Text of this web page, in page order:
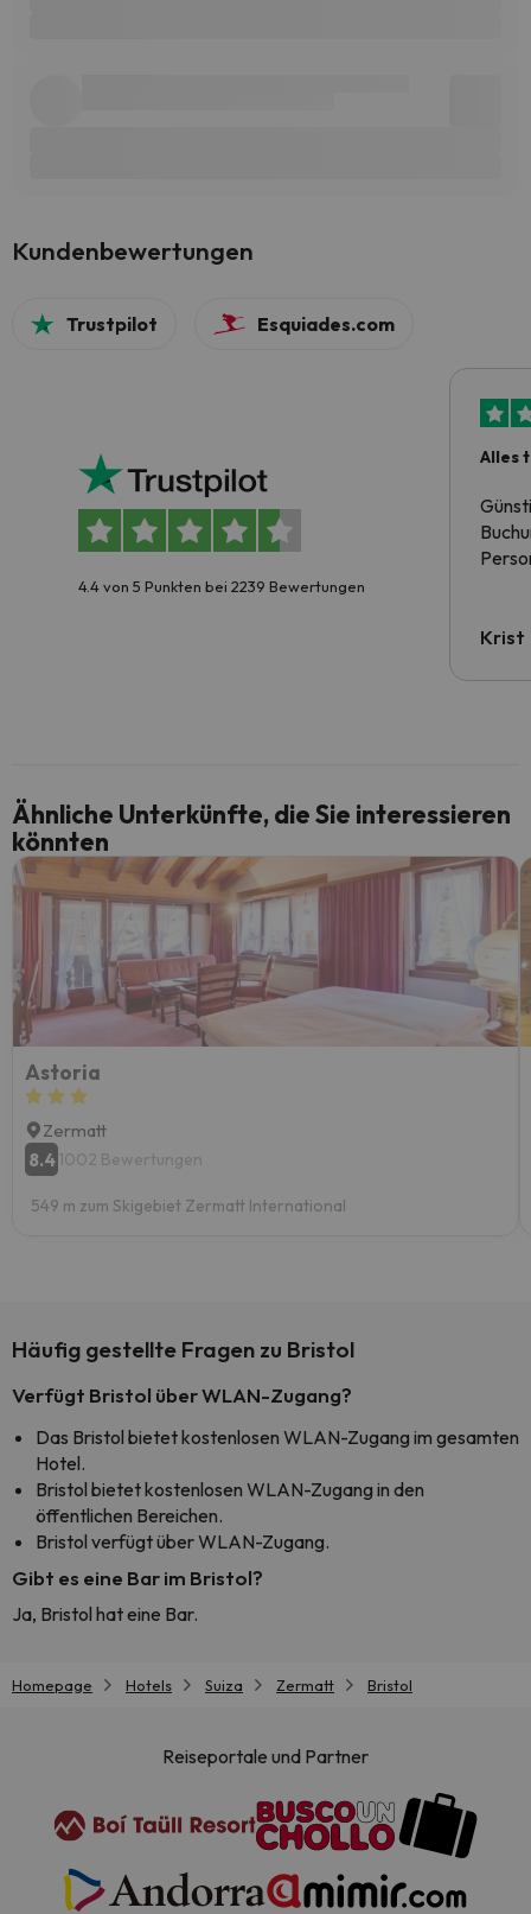
Kundenbewertungen
Trustpilot Esquiades.com
4.4 von 5 Punkten bei 2239 Bewertungen
Alles
Krist
Ähnliche Unterkünfte, die Sie interessieren
könnten
Astoria
Zermatt
8.41002 Bewertungen
549 m zum Skigebiet Zermatt International
Häufig gestellte Fragen zu Bristol
Verfügt Bristol über WLAN-Zugang?
Das Bristol bietet kostenlosen WLAN-Zugang im gesamten
Hotel.
Bristol bietet kostenlosen WLAN-Zugang in den
öffentlichen Bereichen.
Bristol verfügt über WLAN-Zugang.
Gibt es eine Bar im Bristol?
Ja, Bristol hat eine Bar.
Homepage Hotels Suiza Zermatt Bristol
Reiseportale und Partner